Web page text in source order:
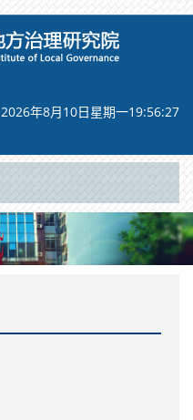
2026年8月10日星期一19:56:27